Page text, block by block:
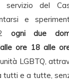
del
e
ogni due
ore 18 alle
LGBTQ,
tutti e a tutte,